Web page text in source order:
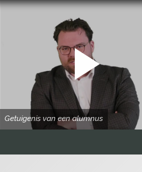
Getuigenis van een alumnus